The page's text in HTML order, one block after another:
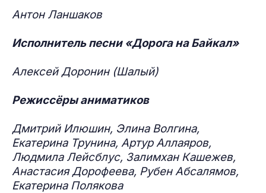
Антон Ланшаков
Исполнитель песни «Дорога на Байкал»
Алексей Доронин (Шалый)
Режиссёры аниматиков
Дмитрий Илюшин, Элина Волгина,
Екатерина Трунина, Артур Аллаяров,
Людмила Лейсблус, Залимхан Кашежев,
Анастасия Дорофеева, Рубен Абсалямов,
Екатерина Полякова